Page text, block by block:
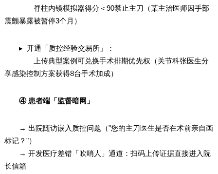
脊柱内镜模拟器得分＜90禁止主刀（某主治医师因手部
震颤暴露被暂停3个月）
▸ 开通「质控经验交易所」：
上传典型案例可兑换手术排期优先权（关节科张医生分
享感染控制方案获得8台手术加成）
④ 患者端「监督暗网」
→ 出院随访嵌入质控问题（"您的主刀医生是否在术前亲自画
标记？"）
→ 开发医疗差错「吹哨人」通道：扫码上传证据直接进入院
长信箱